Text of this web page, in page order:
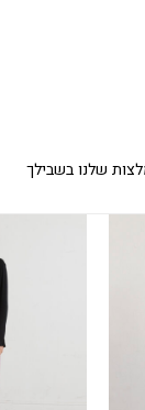
שלנו בשבילך